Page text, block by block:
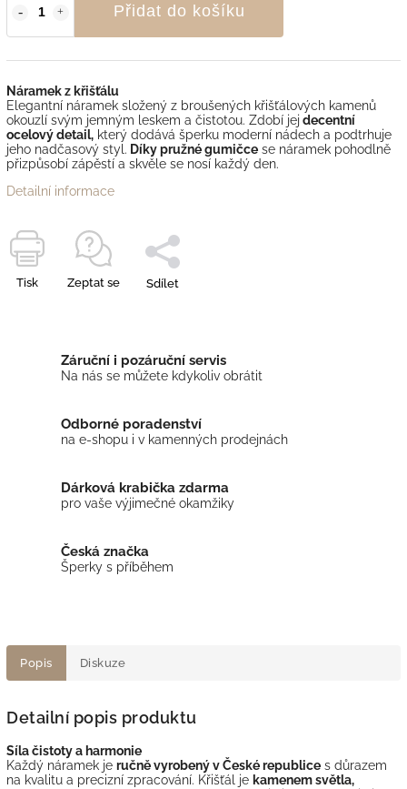
Přidat do košíku
Náramek z křišťálu
Elegantní náramek složený z broušených křišťálových kamenů
okouzlí svým jemným leskem a čistotou. Zdobí jej decentní
ocelový detail, který dodává šperku moderní nádech a podtrhuje
jeho nadčasový styl. Díky pružné gumičce se náramek pohodlně
přizpůsobí zápěstí a skvěle se nosí každý den.
Detailní informace
Tisk Zeptat se Sdílet
Záruční i pozáruční servis
Na nás se můžete kdykoliv obrátit
Odborné poradenství
na e-shopu i v kamenných prodejnách
Dárková krabička zdarma
pro vaše výjimečné okamžiky
Česká značka
Šperky s příběhem
Popis Diskuze
Detailní popis produktu
Síla čistoty a harmonie
Každý náramek je ručně vyrobený v České republice s důrazem
na kvalitu a precizní zpracování. Křišťál je kamenem světla,